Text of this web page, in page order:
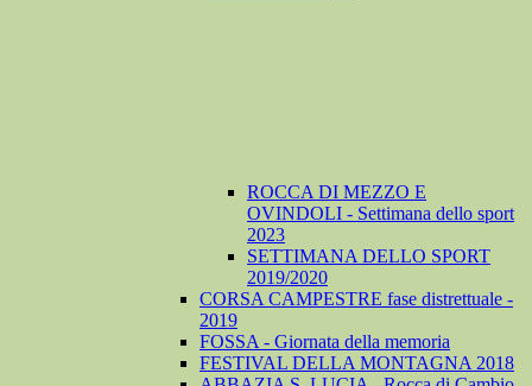
ROCCA DI MEZZO E
OVINDOLI - Settimana dello sport
2023
SETTIMANA DELLO SPORT
2019/2020
CORSA CAMPESTRE fase distrettuale -
2019
FOSSA - Giornata della memoria
FESTIVAL DELLA MONTAGNA 2018